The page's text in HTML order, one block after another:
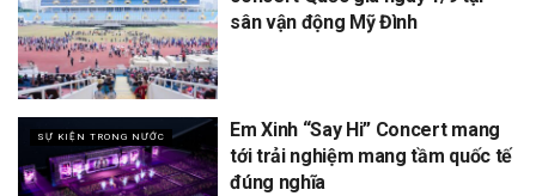
sân vận động Mỹ Đình
SỰ KIỆN TRONG NƯỚC
Em Xinh “Say Hi” Concert mang
tới trải nghiệm mang tầm quốc tế
đúng nghĩa